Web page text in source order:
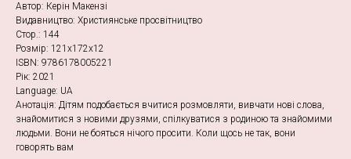
Автор: Керін Макензі
Видавництво: Християнське просвітництво
Стор.: 144
Розмір: 121х172х12
ISBN: 9786178005221
Рік: 2021
Language: UA
Анотація: Дітям подобається вчитися розмовляти, вивчати нові слова,
знайомитися з новими друзями, спілкуватися з родиною та знайомими
людьми. Вони не бояться нічого просити. Коли щось не так, вони
говорять вам